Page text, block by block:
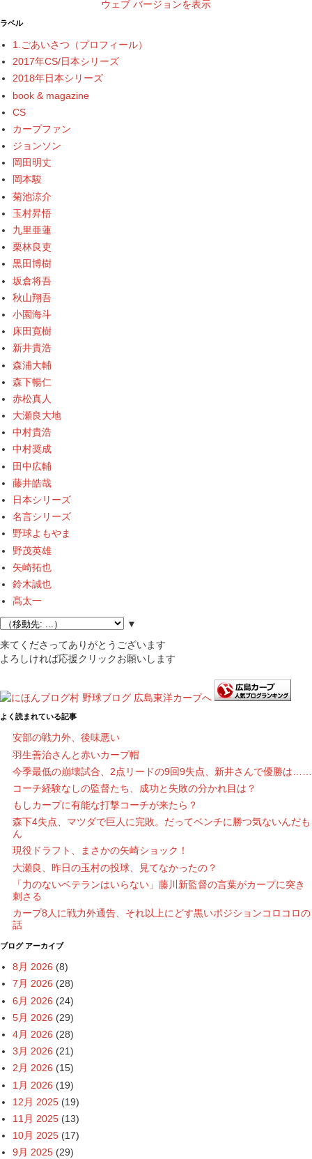
ウェブ バージョンを表示
ラベル
1.ごあいさつ（プロフィール）
2017年CS/日本シリーズ
2018年日本シリーズ
book & magazine
CS
カープファン
ジョンソン
岡田明丈
岡本駿
菊池涼介
玉村昇悟
九里亜蓮
栗林良吏
黒田博樹
坂倉将吾
秋山翔吾
小園海斗
床田寛樹
新井貴浩
森浦大輔
森下暢仁
赤松真人
大瀬良大地
中村貴浩
中村奨成
田中広輔
藤井皓哉
日本シリーズ
名言シリーズ
野球よもやま
野茂英雄
矢崎拓也
鈴木誠也
髙太一
▼
来てくださってありがとうございます
よろしければ応援クリックお願いします
よく読まれている記事
安部の戦力外、後味悪い
羽生善治さんと赤いカープ帽
今季最低の崩壊試合、2点リードの9回9失点、新井さんで優勝は……
コーチ経験なしの監督たち、成功と失敗の分かれ目は？
もしカープに有能な打撃コーチが来たら？
森下4失点、マツダで巨人に完敗。だってベンチに勝つ気ないんだも
ん
現役ドラフト、まさかの矢崎ショック！
大瀬良、昨日の玉村の投球、見てなかったの？
「力のないベテランはいらない」藤川新監督の言葉がカープに突き
刺さる
カープ8人に戦力外通告、それ以上にどす黒いポジションコロコロの
話
ブログ アーカイブ
8月 2026 (8)
7月 2026 (28)
6月 2026 (24)
5月 2026 (29)
4月 2026 (28)
3月 2026 (21)
2月 2026 (15)
1月 2026 (19)
12月 2025 (19)
11月 2025 (13)
10月 2025 (17)
9月 2025 (29)